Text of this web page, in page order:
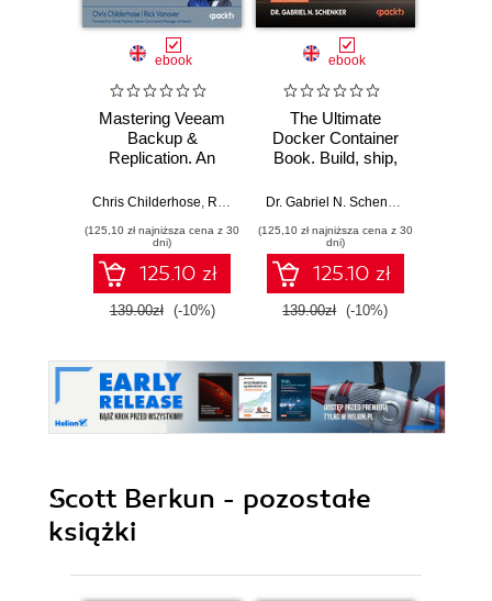
ebook
Mastering Veeam
Backup &
Replication. An
to architect a
backup platform
with proven best
practices - Fourth
Edition
Chris Childerhose, Rick Vanover ,Nikola Pejková
(125,10 zł najniższa cena z 30
dni)
125.10 zł
139.00zł (-10%)
ebook
The Ultimate
Docker Container
Book. Build, ship,
containerized
Docker,
Kubernetes, and
the cloud - Fourth
Edition
Dr. Gabriel N. Schenker
(125,10 zł najniższa cena z 30
dni)
125.10 zł
139.00zł (-10%)
Scott Berkun - pozostałe
książki